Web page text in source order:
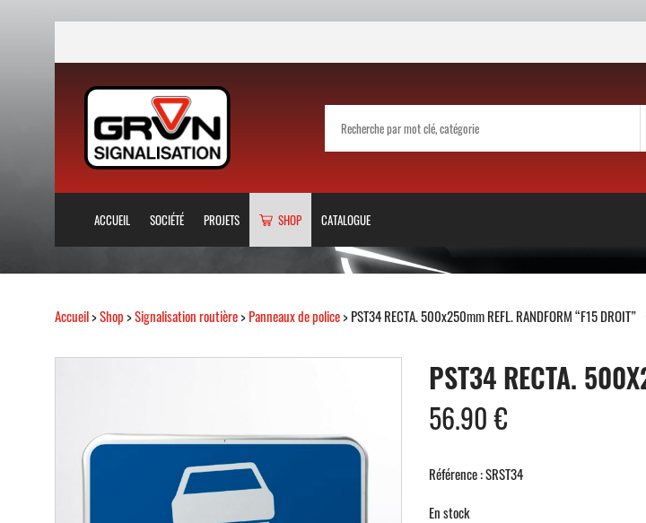
ACCUEIL SOCIÉTÉ PROJETS SHOP CATALOGUE
Accueil>Shop>Signalisation routière>Panneaux de police> PST34 RECTA. 500x250mm REFL. RANDFORM “F15 DROIT”
PST34 RECTA.
56.90€
Référence : SRST34
En stock